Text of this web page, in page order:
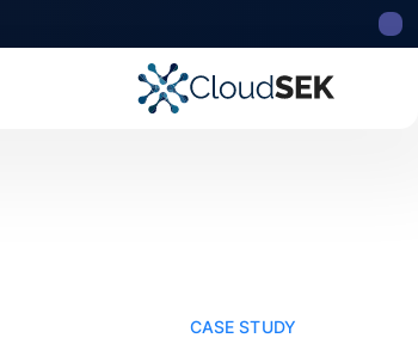
CASE STUDY